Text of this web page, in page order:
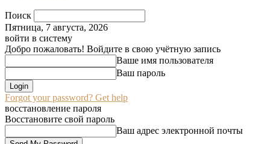
Поиск
Пятница, 7 августа, 2026
войти в систему
Добро пожаловать! Войдите в свою учётную запись
Ваше имя пользователя
Ваш пароль
Forgot your password? Get help
восстановление пароля
Восстановите свой пароль
Ваш адрес электронной почты